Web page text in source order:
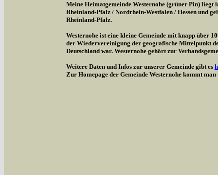
Meine Heimatgemeinde Westernohe (grüner Pin) liegt
Rheinland-Pfalz / Nordrhein-Westfalen / Hessen und
Rheinland-Pfalz.
Westernohe ist eine kleine Gemeinde mit knapp über
der Wiedervereinigung der geografische Mittelpunkt
Deutschland war. Westernohe gehört zur
Weitere Daten und Infos zur unserer Gemeinde gibt es
Zur Homepage der Gemeinde Westernohe kommt